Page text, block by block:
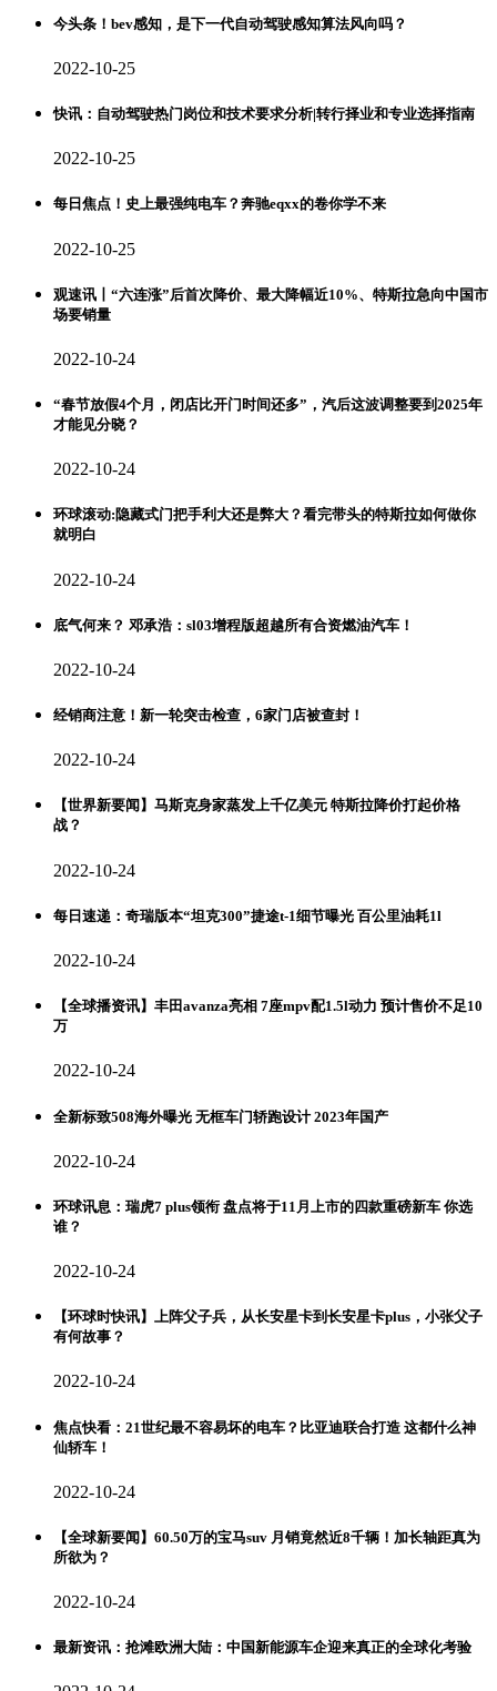
今头条！bev感知，是下一代自动驾驶感知算法风向吗？
2022-10-25
快讯：自动驾驶热门岗位和技术要求分析|转行择业和专业选择指南
2022-10-25
每日焦点！史上最强纯电车？奔驰eqxx的卷你学不来
2022-10-25
观速讯丨“六连涨”后首次降价、最大降幅近10%、特斯拉急向中国市
场要销量
2022-10-24
“春节放假4个月，闭店比开门时间还多”，汽后这波调整要到2025年
才能见分晓？
2022-10-24
环球滚动:隐藏式门把手利大还是弊大？看完带头的特斯拉如何做你
就明白
2022-10-24
底气何来？ 邓承浩：sl03增程版超越所有合资燃油汽车！
2022-10-24
经销商注意！新一轮突击检查，6家门店被查封！
2022-10-24
【世界新要闻】马斯克身家蒸发上千亿美元 特斯拉降价打起价格
战？
2022-10-24
每日速递：奇瑞版本“坦克300”捷途t-1细节曝光 百公里油耗1l
2022-10-24
【全球播资讯】丰田avanza亮相 7座mpv配1.5l动力 预计售价不足10
万
2022-10-24
全新标致508海外曝光 无框车门轿跑设计 2023年国产
2022-10-24
环球讯息：瑞虎7 plus领衔 盘点将于11月上市的四款重磅新车 你选
谁？
2022-10-24
【环球时快讯】上阵父子兵，从长安星卡到长安星卡plus，小张父子
有何故事？
2022-10-24
焦点快看：21世纪最不容易坏的电车？比亚迪联合打造 这都什么神
仙轿车！
2022-10-24
【全球新要闻】60.50万的宝马suv 月销竟然近8千辆！加长轴距真为
所欲为？
2022-10-24
最新资讯：抢滩欧洲大陆：中国新能源车企迎来真正的全球化考验